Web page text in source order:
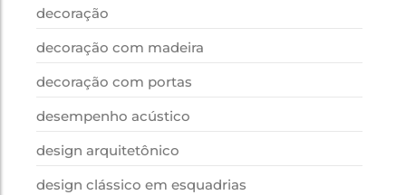
decoração
decoração com madeira
decoração com portas
desempenho acústico
design arquitetônico
design clássico em esquadrias